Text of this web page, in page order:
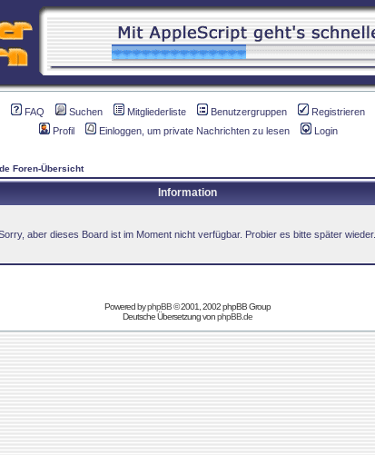
FAQ Suchen Mitgliederliste Benutzergruppen
Registrieren
Profil
Einloggen, um private Nachrichten zu lesen Login
Foren-Übersicht
Information
aber dieses Board ist im Moment nicht verfügbar. Probier es bitte später wieder.
Powered byphpBB© 2001, 2002 phpBB Group
Deutsche Übersetzung vonphpBB.de